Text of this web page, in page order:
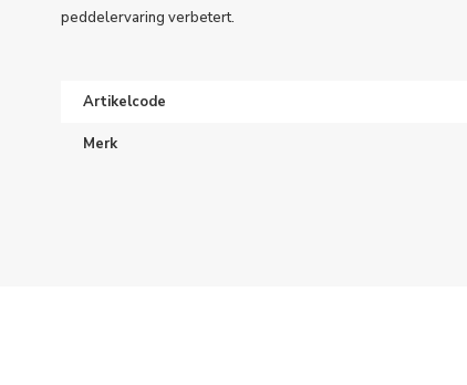
peddelervaring verbetert.
Artikelcode
Merk